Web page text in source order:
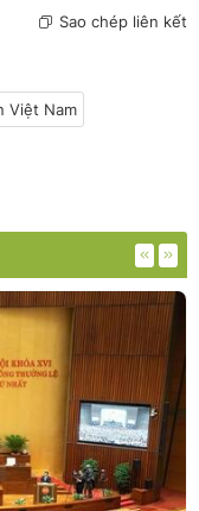
Sao chép liên kết
Việt Nam